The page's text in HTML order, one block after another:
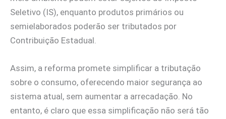
Seletivo (IS), enquanto produtos primários ou
semielaborados poderão ser tributados por
Contribuição Estadual.
Assim, a reforma promete simplificar a tributação
sobre o consumo, oferecendo maior segurança ao
sistema atual, sem aumentar a arrecadação. No
entanto, é claro que essa simplificação não será tão